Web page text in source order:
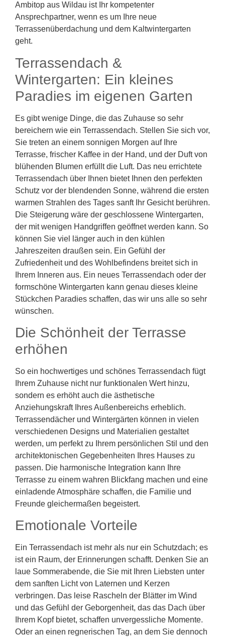
Ambitop aus Wildau ist Ihr kompetenter
Ansprechpartner, wenn es um Ihre neue
Terrassenüberdachung und dem Kaltwintergarten
geht.
Terrassendach &
Wintergarten: Ein kleines
Paradies im eigenen Garten
Es gibt wenige Dinge, die das Zuhause so sehr
bereichern wie ein Terrassendach. Stellen Sie sich vor,
Sie treten an einem sonnigen Morgen auf Ihre
Terrasse, frischer Kaffee in der Hand, und der Duft von
blühenden Blumen erfüllt die Luft. Das neu errichtete
Terrassendach über Ihnen bietet Ihnen den perfekten
Schutz vor der blendenden Sonne, während die ersten
warmen Strahlen des Tages sanft Ihr Gesicht berühren.
Die Steigerung wäre der geschlossene Wintergarten,
der mit wenigen Handgriffen geöffnet werden kann. So
können Sie viel länger auch in den kühlen
Jahreszeiten draußen sein. Ein Gefühl der
Zufriedenheit und des Wohlbefindens breitet sich in
Ihrem Inneren aus. Ein neues Terrassendach oder der
formschöne Wintergarten kann genau dieses kleine
Stückchen Paradies schaffen, das wir uns alle so sehr
wünschen.
Die Schönheit der Terrasse
erhöhen
So ein hochwertiges und schönes Terrassendach fügt
Ihrem Zuhause nicht nur funktionalen Wert hinzu,
sondern es erhöht auch die ästhetische
Anziehungskraft Ihres Außenbereichs erheblich.
Terrassendächer und Wintergärten können in vielen
verschiedenen Designs und Materialien gestaltet
werden, um perfekt zu Ihrem persönlichen Stil und den
architektonischen Gegebenheiten Ihres Hauses zu
passen. Die harmonische Integration kann Ihre
Terrasse zu einem wahren Blickfang machen und eine
einladende Atmosphäre schaffen, die Familie und
Freunde gleichermaßen begeistert.
Emotionale Vorteile
Ein Terrassendach ist mehr als nur ein Schutzdach; es
ist ein Raum, der Erinnerungen schafft. Denken Sie an
laue Sommerabende, die Sie mit Ihren Liebsten unter
dem sanften Licht von Laternen und Kerzen
verbringen. Das leise Rascheln der Blätter im Wind
und das Gefühl der Geborgenheit, das das Dach über
Ihrem Kopf bietet, schaffen unvergessliche Momente.
Oder an einen regnerischen Tag, an dem Sie dennoch